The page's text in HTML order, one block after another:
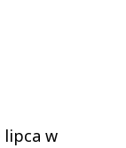
lipca w